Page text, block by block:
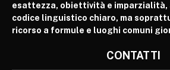
esattezza, obiettività e imparzialità,
codice linguistico chiaro, ma
ricorso a formule e luoghi comuni
CONTATTI